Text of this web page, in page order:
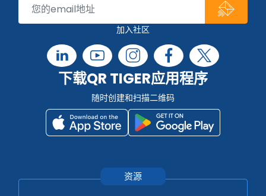
加入社区
下载QR TIGER应用程序
随时创建和扫描二维码
资源